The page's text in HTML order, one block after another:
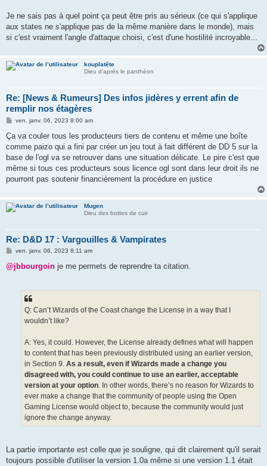
Je ne sais pas à quel point ça peut être pris au sérieux (ce qui s'applique
aux states ne s'applique pas de la même manière dans le monde), mais
si c'est vraiment l'angle d'attaque choisi, c'est d'une hostilité incroyable...
kouplatête
Dieu d'après le panthéon
Re: [News & Rumeurs] Des infos jidères y errent afin de
remplir nos étagères
M
s
a
g
ven. janv. 06, 2023 8:00 am
Ça va couler tous les producteurs tiers de contenu et même une boîte
comme paizo qui a fini par créer un jeu tout à fait différent de DD 5 sur la
base de l'ogl va se retrouver dans une situation délicate. Le pire c'est que
même si tous ces producteurs sous licence ogl sont dans leur droit ils ne
pourront pas soutenir financièrement la procédure en justice
Mugen
Dieu des bottes de cuir
Re: D&D 17 : Vargouilles & Vampirates
M
s
s
ven. janv. 06, 2023 8:11 am
@jbbourgoin je me permets de reprendre ta citation.
Q: Can’t Wizards of the Coast change the License in a way that I
wouldn’t like?
A: Yes, it could. However, the License already defines what will happen
to content that has been previously distributed using an earlier version,
in Section 9. As a result, even if Wizards made a change you
disagreed with, you could continue to use an earlier, acceptable
version at your option . In other words, there’s no reason for Wizards to
ever make a change that the community of people using the Open
Gaming License would object to, because the community would just
ignore the change anyway.
La partie importante est celle que je souligne, qui dit clairement qu'il serait
toujours possible d'utiliser la version 1.0a même si une version 1.1 était